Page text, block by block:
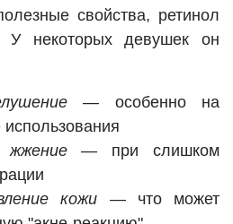
свойства, ретинол
У некоторых девушек он
— особенно на
жжение— при слишком
кожи — что может